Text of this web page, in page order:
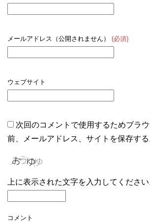
メールアドレス（公開されません） (必須)
ウェブサイト
次回のコメントで使用するためブラ
前、メールアドレス、サイトを保存する
上に表示された文字を入力してください
コメント